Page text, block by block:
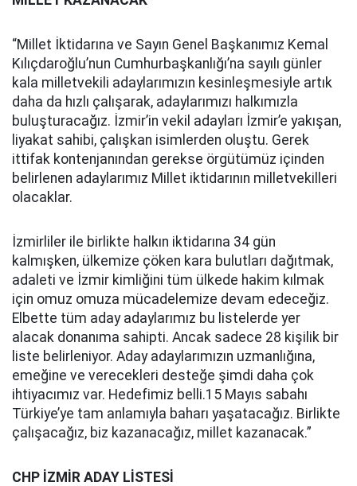
“Millet İktidarına ve Sayın Genel Başkanımız Kemal
Kılıçdaroğlu’nun Cumhurbaşkanlığı’na sayılı günler
kala milletvekili adaylarımızın kesinleşmesiyle artık
daha da hızlı çalışarak, adaylarımızı halkımızla
buluşturacağız. İzmir’in vekil adayları İzmir’e yakışan,
liyakat sahibi, çalışkan isimlerden oluştu. Gerek
ittifak kontenjanından gerekse örgütümüz içinden
belirlenen adaylarımız Millet iktidarının milletvekilleri
olacaklar.
İzmirliler ile birlikte halkın iktidarına 34 gün
kalmışken, ülkemize çöken kara bulutları dağıtmak,
adaleti ve İzmir kimliğini tüm ülkede hakim kılmak
için omuz omuza mücadelemize devam edeceğiz.
Elbette tüm aday adaylarımız bu listelerde yer
alacak donanıma sahipti. Ancak sadece 28 kişilik bir
liste belirleniyor. Aday adaylarımızın uzmanlığına,
emeğine ve verecekleri desteğe şimdi daha çok
ihtiyacımız var. Hedefimiz belli.15 Mayıs sabahı
Türkiye’ye tam anlamıyla baharı yaşatacağız. Birlikte
çalışacağız, biz kazanacağız, millet kazanacak.”
CHP İZMİR ADAY LİSTESİ